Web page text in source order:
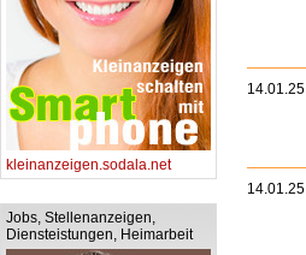
kleinanzeigen.sodala.net
Jobs, Stellenanzeigen,
Diensteistungen, Heimarbeit
14.01.25
14.01.25